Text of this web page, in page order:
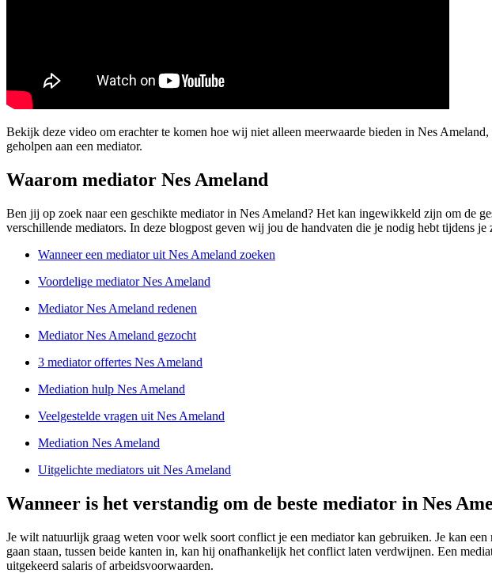
Bekijk deze video om erachter te komen hoe wij niet alleen meerwaarde bieden in Nes
geholpen aan een mediator.
Waarom mediator Nes Ameland
Ben jij op zoek naar een geschikte mediator in Nes Ameland? Het kan ingewikkeld zijn om de
verschillende mediators. In deze blogpost geven wij jou de handvaten die je nodig hebt tijdens je
Wanneer een mediator uit Nes Ameland zoeken
Voordelige mediator Nes Ameland
Mediator Nes Ameland redenen
Mediator Nes Ameland gezocht
3 mediator offertes Nes Ameland
Mediation hulp Nes Ameland
Veelgestelde vragen uit Nes Ameland
Mediation Nes Ameland
Uitgelichte mediators uit Nes Ameland
Wanneer is het verstandig om de beste mediator in Nes
Je wilt natuurlijk graag weten voor welk soort conflict je een mediator kan gebruiken. Je kan
gaan staan, tussen beide kanten in, kan hij onafhankelijk het conflict laten verdwijnen. Een
uitgekeerd salaris of arbeidsvoorwaarden.